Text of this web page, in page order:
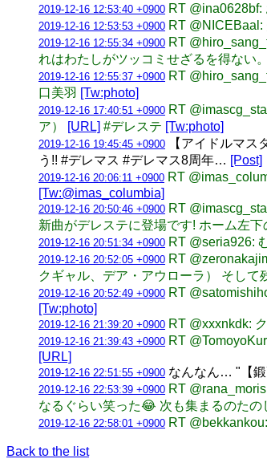
2019-12-16 12:53:40 +0900 RT
2019-12-16 12:53:53 +0900 RT
2019-12-16 12:55:34 +0900 RT
れはわたしがツッコミせざるを得ない
2019-12-16 12:55:37 +0900 RT
口美羽 [Tw:photo]
2019-12-16 17:40:51 +0900 RT
ア）
[URL] #デレステ [Tw:photo]
2019-12-16 19:45:45 +0900 【アイドルマス
う!! #デレマス #デレマス8周年… [Post]
2019-12-16 20:06:11 +0900 RT
[Tw:@imas_columbia]
2019-12-16 20:50:46 +0900 RT
新曲がデレステに登場です! ホーム左
2019-12-16 20:51:34 +0900 RT @seria926:
2019-12-16 20:52:05 +0900 RT
クギャル、デア・アウローラ） そし
2019-12-16 20:52:49 +0900 RT
[Tw:photo]
2019-12-16 21:39:20 +0900 RT @xxxnkdk:
2019-12-16 21:39:43 +0900 RT
[URL]
2019-12-16 22:51:55 +0900 なんなん… "【
2019-12-16 22:53:39 +0900 RT
なるぐらい笑った😂 次も集まるのたの
2019-12-16 22:58:01 +0900 RT
Back to the list